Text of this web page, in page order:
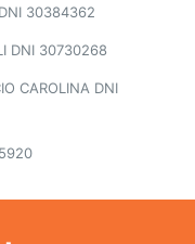
30384362
DNI 30730268
CAROLINA DNI